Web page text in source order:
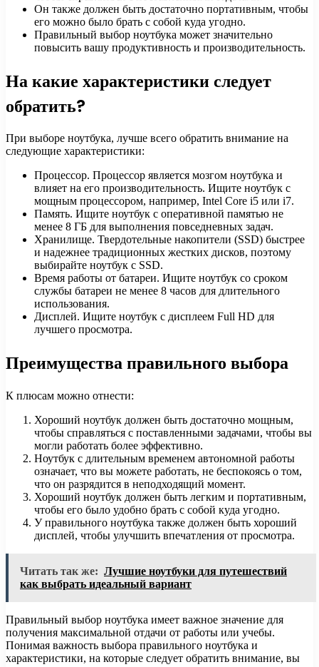
Он также должен быть достаточно портативным, чтобы
его можно было брать с собой куда угодно.
Правильный выбор ноутбука может значительно
повысить вашу продуктивность и производительность.
На какие характеристики следует
обратить?
При выборе ноутбука, лучше всего обратить внимание на
следующие характеристики:
Процессор. Процессор является мозгом ноутбука и
влияет на его производительность. Ищите ноутбук с
мощным процессором, например, Intel Core i5 или i7.
Память. Ищите ноутбук с оперативной памятью не
менее 8 ГБ для выполнения повседневных задач.
Хранилище. Твердотельные накопители (SSD) быстрее
и надежнее традиционных жестких дисков, поэтому
выбирайте ноутбук с SSD.
Время работы от батареи. Ищите ноутбук со сроком
службы батареи не менее 8 часов для длительного
использования.
Дисплей. Ищите ноутбук с дисплеем Full HD для
лучшего просмотра.
Преимущества правильного выбора
К плюсам можно отнести:
Хороший ноутбук должен быть достаточно мощным,
чтобы справляться с поставленными задачами, чтобы вы
могли работать более эффективно.
Ноутбук с длительным временем автономной работы
означает, что вы можете работать, не беспокоясь о том,
что он разрядится в неподходящий момент.
Хороший ноутбук должен быть легким и портативным,
чтобы его было удобно брать с собой куда угодно.
У правильного ноутбука также должен быть хороший
дисплей, чтобы улучшить впечатления от просмотра.
Читать так же: Лучшие ноутбуки для путешествий
как выбрать идеальный вариант
Правильный выбор ноутбука имеет важное значение для
получения максимальной отдачи от работы или учебы.
Понимая важность выбора правильного ноутбука и
характеристики, на которые следует обратить внимание, вы